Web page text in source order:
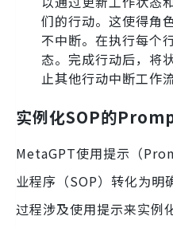
们的行动。这使得角
不中断。在执行每个
态。完成行动后，将
止其他行动中断工作流
实例化SOP的
MetaGPT使用提示（
业程序（SOP）转化为明
过程涉及使用提示来实例